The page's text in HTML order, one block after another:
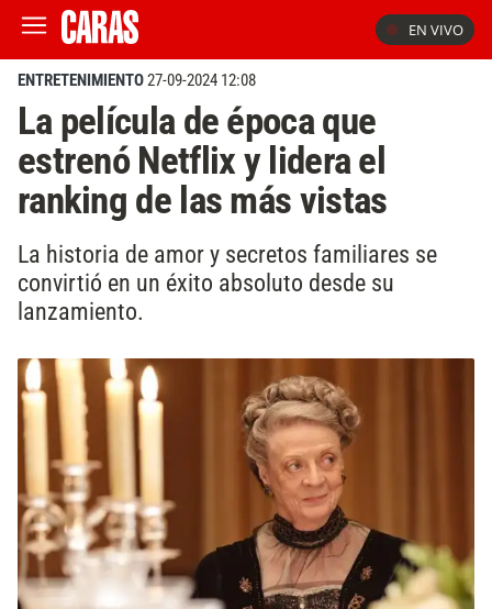
EN VIVO
ENTRETENIMIENTO27-09-2024 12:08
La película de época que
estrenó Netflix y lidera el
ranking de las más vistas
La historia de amor y secretos familiares se
convirtió en un éxito absoluto desde su
lanzamiento.